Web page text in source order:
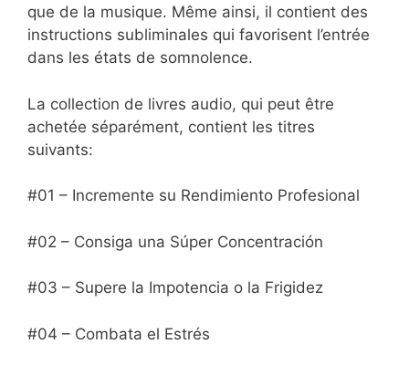
que de la musique. Même ainsi, il contient des
instructions subliminales qui favorisent l’entrée
dans les états de somnolence.
La collection de livres audio, qui peut être
achetée séparément, contient les titres
suivants:
#01 – Incremente su Rendimiento Profesional
#02 – Consiga una Súper Concentración
#03 – Supere la Impotencia o la Frigidez
#04 – Combata el Estrés